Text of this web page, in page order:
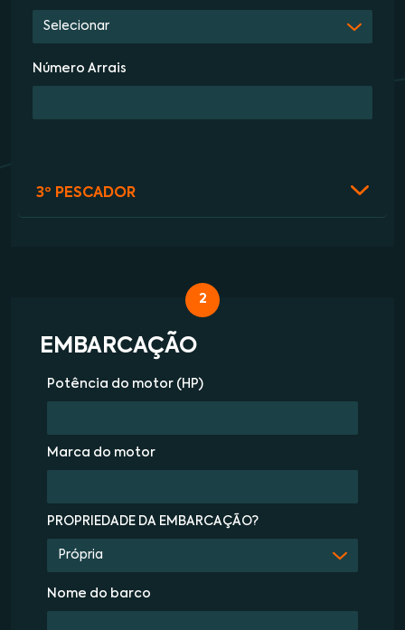
Número Arrais
3º PESCADOR
EMBARCAÇÃO
Potência do motor (HP)
Marca do motor
PROPRIEDADE DA EMBARCAÇÃO?
Nome do barco
2